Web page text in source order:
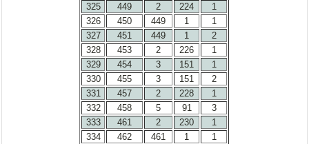
325
449 2 224
1
326
450 449 1
1
327
451 449 1
2
328
453 2 226
1
329
454 3 151
1
330
455 3 151
2
331
457 2 228
1
332
458 5 91
3
333
461 2 230
1
334
462 461 1
1